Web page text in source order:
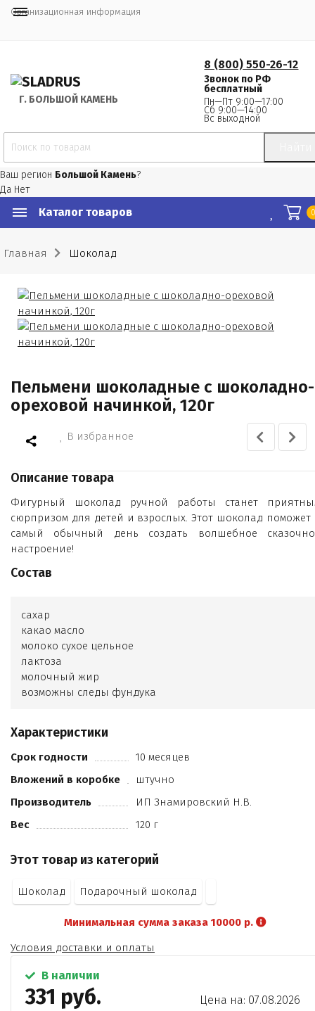
Организационная информация
Г. БОЛЬШОЙ КАМЕНЬ
8 (800) 550-26-12
Звонок по РФ
бесплатный
Пн—Пт 9:00—17:00
Сб 9:00—14:00
Вс выходной
Ваш регион Большой Камень?
Да Нет
Каталог товаров
Главная Шоколад
Пельмени шоколадные с шоколадно-
ореховой начинкой, 120г
В избранное
Описание товара
Фигурный шоколад ручной работы станет
сюрпризом для детей и взрослых. Этот шоколад поможет
самый обычный день создать волшебное
настроение!
Состав
сахар
какао масло
молоко сухое цельное
лактоза
молочный жир
возможны следы фундука
какао продуктов не менее 28%
кандурин
пищевой краситель.
Характеристики
Срок годности
10 месяцев
Вложений в коробке
штучно
Производитель
ИП Знамировский Н.В.
Вес
120 г
Этот товар из категорий
Шоколад Подарочный шоколад
Минимальная сумма заказа 10000 р.
Условия доставки и оплаты
В наличии
331 руб. Цена на: 07.08.2026